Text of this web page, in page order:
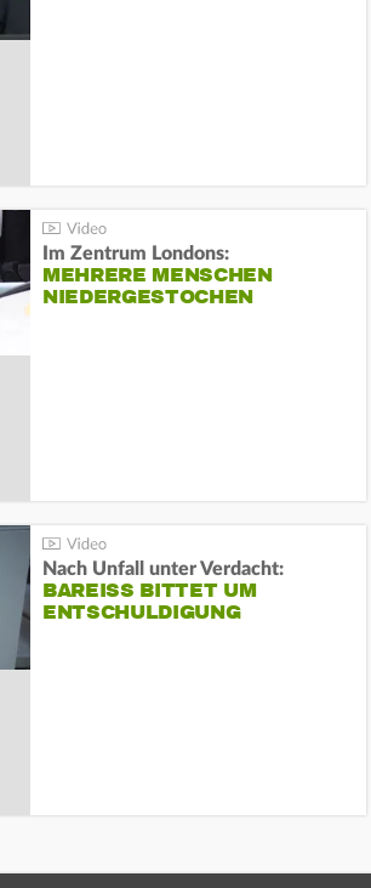
Im Zentrum Londons:
MEHRERE MENSCHEN
NIEDERGESTOCHEN
Nach Unfall unter Verdacht:
BAREISS BITTET UM E
NTSCHULDIGUNG